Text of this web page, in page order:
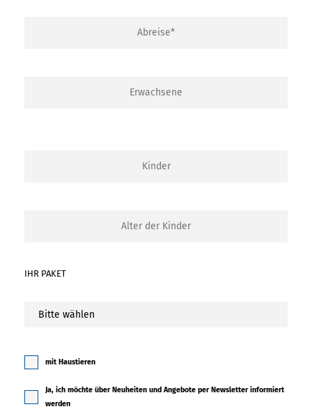
IHR PAKET
mit Haustieren
Ja, ich möchte über Neuheiten und Angebote per Newsletter informiert
werden